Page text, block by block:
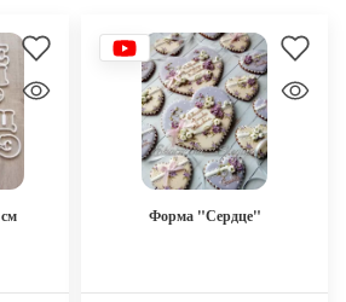
Форма "Сердце"